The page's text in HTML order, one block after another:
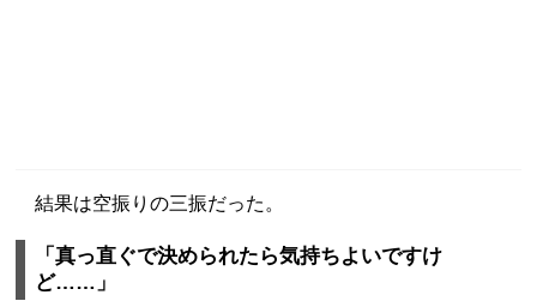
結果は空振りの三振だった。
「真っ直ぐで決められたら気持ちよいですけ
ど……」